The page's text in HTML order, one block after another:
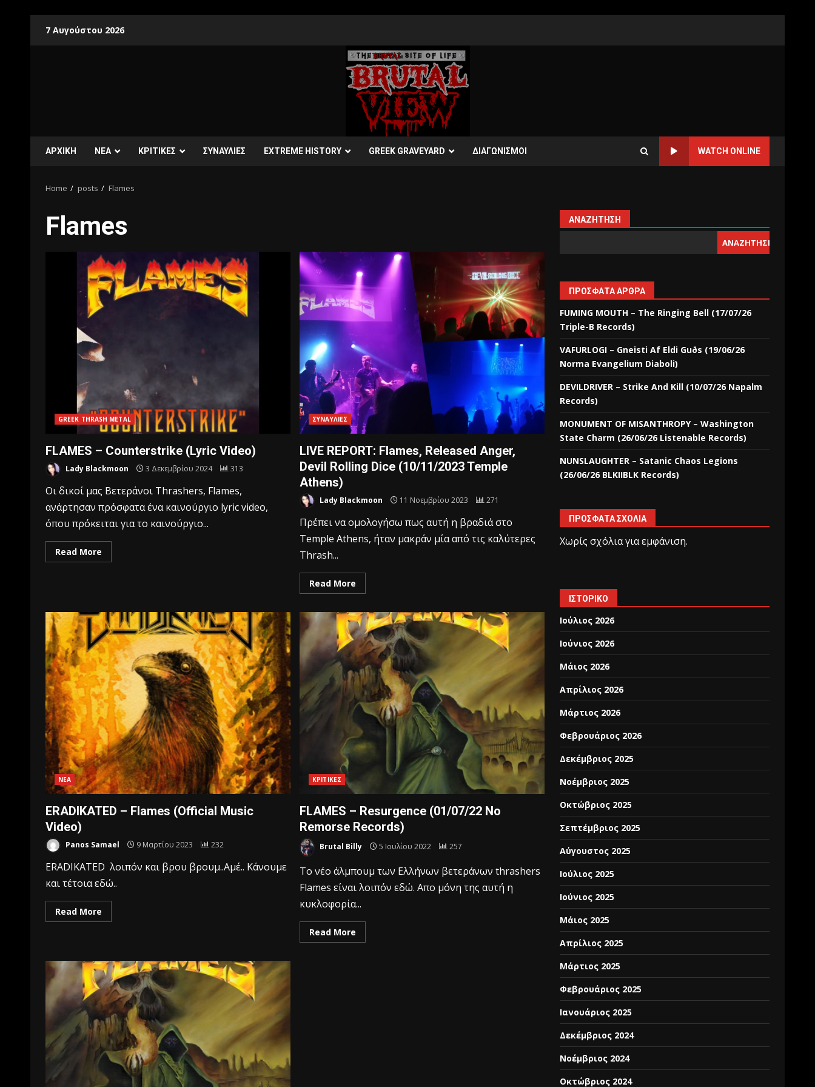
7 Αυγούστου 2026
ΑΡΧΙΚΗ ΝΕΑ ΚΡΙΤΙΚΕΣ ΣΥΝΑΥΛΙΕΣ EXTREME HISTORY GREEK GRAVEYARD ΔΙΑΓΩΝΙΣΜΟΙ WATCH ONLINE
Home posts Flames
Flames
GREEK THRASH METAL
FLAMES – Counterstrike (Lyric Video)
Lady Blackmoon 3 Δεκεμβρίου 2024 313
Οι δικοί μας Βετεράνοι Thrashers, Flames,
ανάρτησαν πρόσφατα ένα καινούργιο lyric video,
όπου πρόκειται για το καινούργιο...
Read More
ΣΥΝΑΥΛΙΕΣ
LIVE REPORT: Flames, Released Anger,
Devil Rolling Dice (10/11/2023 Temple
Athens)
Lady Blackmoon 11 Νοεμβρίου 2023 271
Πρέπει να ομολογήσω πως αυτή η βραδιά στο
Temple Athens, ήταν μακράν μία από τις καλύτερες
Thrash...
Read More
ΝΕΑ
ERADIKATED – Flames (Official Music
Video)
Panos Samael 9 Μαρτίου 2023 232
ERADIKATED λοιπόν και βρου βρουμ..Αμέ.. Κάνουμε
και τέτοια εδώ..
Read More
ΚΡΙΤΙΚΕΣ
FLAMES – Resurgence (01/07/22 No
Remorse Records)
Brutal Billy 5 Ιουλίου 2022 257
Το νέο άλμπουμ των Eλλήνων βετεράνων thrashers
Flames είναι λοιπόν εδώ. Απο μόνη της αυτή η
κυκλοφορία...
Read More
ΑΝΑΖΉΤΗΣΗ
ΑΝΑΖΉΤΗΣΗ
ΠΡΌΣΦΑΤΑ ΆΡΘΡΑ
FUMING MOUTH – The Ringing Bell (17/07/26
Triple-B Records)
VAFURLOGI – Gneisti Af Eldi Guðs (19/06/26
Norma Evangelium Diaboli)
DEVILDRIVER – Strike And Kill (10/07/26 Napalm
Records)
MONUMENT OF MISANTHROPY – Washington
State Charm (26/06/26 Listenable Records)
NUNSLAUGHTER – Satanic Chaos Legions
(26/06/26 BLKIIBLK Records)
ΠΡΌΣΦΑΤΑ ΣΧΌΛΙΑ
Χωρίς σχόλια για εμφάνιση.
ΙΣΤΟΡΙΚΌ
Ιούλιος 2026
Ιούνιος 2026
Μάιος 2026
Απρίλιος 2026
Μάρτιος 2026
Φεβρουάριος 2026
Δεκέμβριος 2025
Νοέμβριος 2025
Οκτώβριος 2025
Σεπτέμβριος 2025
Αύγουστος 2025
Ιούλιος 2025
Ιούνιος 2025
Μάιος 2025
Απρίλιος 2025
Μάρτιος 2025
Φεβρουάριος 2025
Ιανουάριος 2025
Δεκέμβριος 2024
Νοέμβριος 2024
Οκτώβριος 2024